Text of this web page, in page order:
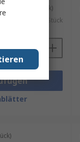
mit 5 Stück)
0,65 €/Stück